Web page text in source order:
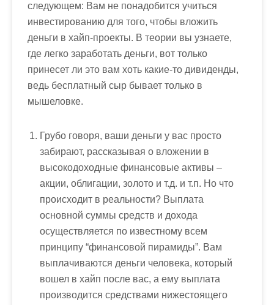
следующем: Вам не понадобится учиться
инвестированию для того, чтобы вложить
деньги в хайп-проекты. В теории вы узнаете,
где легко заработать деньги, вот только
принесет ли это вам хоть какие-то дивиденды,
ведь бесплатный сыр бывает только в
мышеловке.
Грубо говоря, ваши деньги у вас просто
забирают, рассказывая о вложении в
высокодоходные финансовые активы –
акции, облигации, золото и т.д. и т.п. Но что
происходит в реальности? Выплата
основной суммы средств и дохода
осуществляется по известному всем
принципу “финансовой пирамиды”. Вам
выплачиваются деньги человека, который
вошел в хайп после вас, а ему выплата
производится средствами нижестоящего